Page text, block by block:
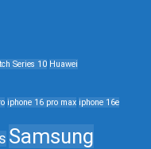
Series 10 Huawei
iphone 16 pro max iphone 16e
Samsung